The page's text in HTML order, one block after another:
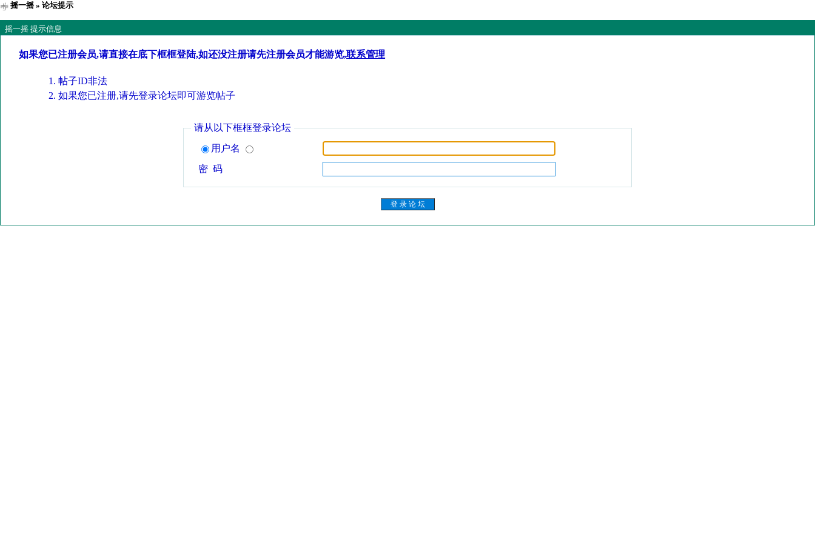
摇一摇» 论坛提示
摇一摇 提示信息
如果您已注册会员,请直接在底下框框登陆,如还没注册请先注册会员才能游览,联系管理
帖子ID非法
如果您已注册,请先登录论坛即可游览帖子
请从以下框框登录论坛
用户名
密 码